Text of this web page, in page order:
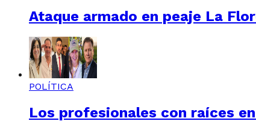
Ataque armado en peaje La
POLÍTICA
Los profesionales con raíces